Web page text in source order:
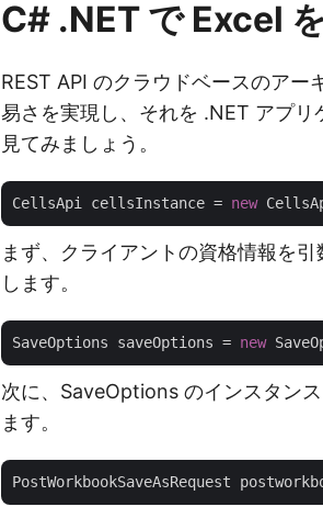
C# .NET で Excel
REST API のクラウドベースのア
易さを実現し、それを .NET アプ
見てみましょう。
CellsApi cellsInstance = new
まず、クライアントの資格情報を
します。
SaveOptions saveOptions = new
次に、SaveOptions のインスタン
ます。
PostWorkbookSaveAsRequest